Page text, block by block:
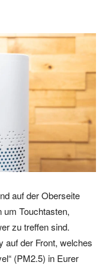
auf der Oberseite
um Touchtasten,
zu treffen sind.
auf der Front, welches
(PM2.5) in Eurer